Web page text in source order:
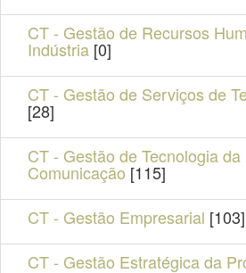
CT - Gestão de Recursos
Indústria [0]
CT - Gestão de Serviços de
[28]
CT - Gestão de Tecnologia
Comunicação [115]
CT - Gestão Empresarial [103]
CT - Gestão Estratégica da